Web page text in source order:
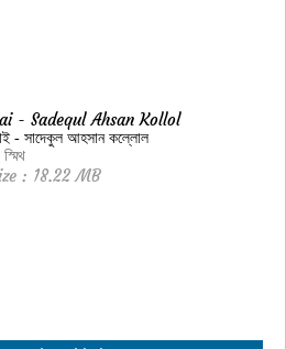
- Sadequl Ahsan Kollol
- সাদেকুল আহসান কল্লোল
: 18.22 MB